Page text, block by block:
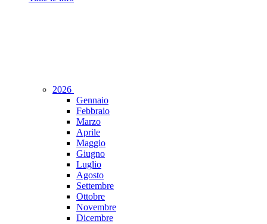
2026
Gennaio
Febbraio
Marzo
Aprile
Maggio
Giugno
Luglio
Agosto
Settembre
Ottobre
Novembre
Dicembre